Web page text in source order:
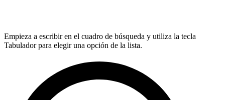
Empieza a escribir en el cuadro de búsqueda y utiliza la tecla
Tabulador para elegir una opción de la lista.